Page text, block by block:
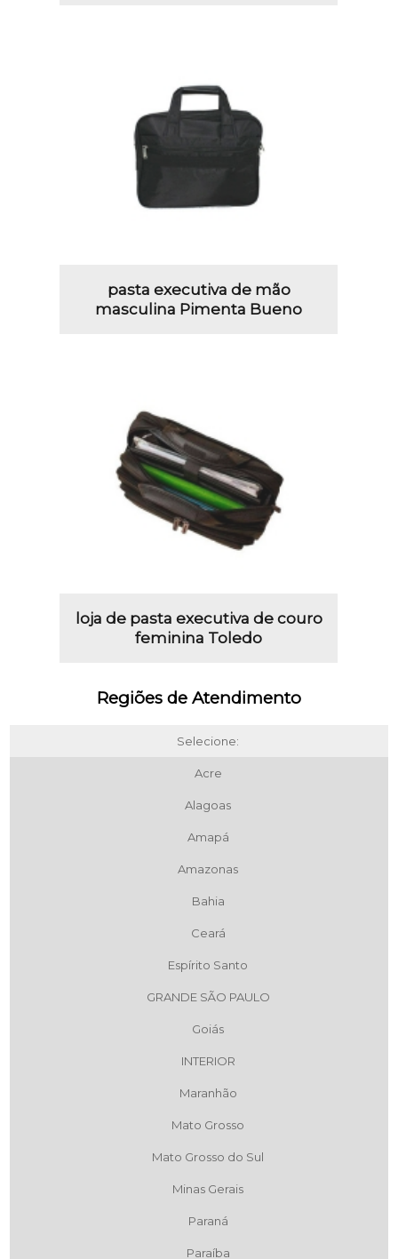
pasta executiva de mão
masculina Pimenta Bueno
loja de pasta executiva de couro
feminina Toledo
Regiões de Atendimento
Selecione:
Acre
Alagoas
Amapá
Amazonas
Bahia
Ceará
Espírito Santo
GRANDE SÃO PAULO
Goiás
INTERIOR
Maranhão
Mato Grosso
Mato Grosso do Sul
Minas Gerais
Paraná
Paraíba